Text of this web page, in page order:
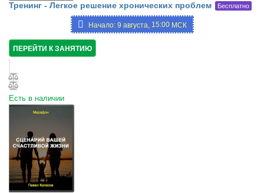
Тренинг - Легкое решение хронических проблем Бесплатно
Начало: 9 августа, 15:00МСК
ПЕРЕЙТИ К ЗАНЯТИЮ
Есть в наличии